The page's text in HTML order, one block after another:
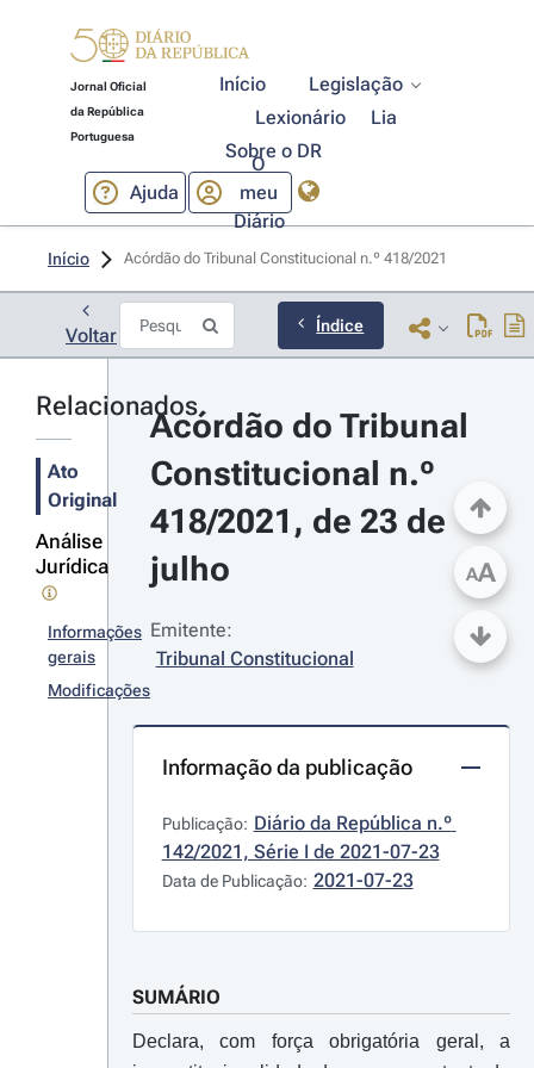
Jornal Oficial
da República
Portuguesa
Início
Legislação
Lexionário
Lia
Sobre o DR
Ajuda
O
meu
Diário
Início Acórdão do Tribunal Constitucional n.º 418/2021
Voltar Índice
Relacionados
Ato
Original
Análise
Jurídica
Informações
gerais
Modificações
Acórdão do Tribunal
Constitucional n.º
418/2021, de 23 de
julho
Emitente:
Tribunal Constitucional
Informação da publicação
Publicação: Diário da República n.º
142/2021, Série I de 2021-07-23
Data de Publicação: 2021-07-23
SUMÁRIO
Declara, com força obrigatória geral, a
AA